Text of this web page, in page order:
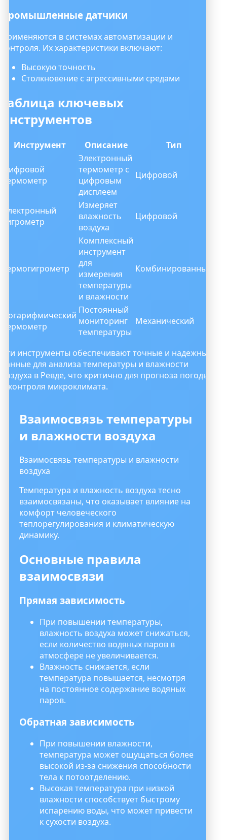
Промышленные датчики
Применяются в системах автоматизации и
контроля. Их характеристики включают:
Высокую точность
Столкновение с агрессивными средами
Таблица ключевых
инструментов
Инструмент Описание Тип
Цифровой
термометр
Электронный
термометр с
цифровым
дисплеем
Цифровой
Электронный
гигрометр
Измеряет
влажность
воздуха
Цифровой
Термогигрометр
Комплексный
инструмент
для
измерения
температуры
и влажности
Комбинированный
Логарифмический
термометр
Постоянный
мониторинг
температуры
Механический
Эти инструменты обеспечивают точные и надежные
данные для анализа температуры и влажности
воздуха в Ревде, что критично для прогноза погоды
и контроля микроклимата.
Взаимосвязь температуры
и влажности воздуха
Взаимосвязь температуры и влажности
воздуха
Температура и влажность воздуха тесно
взаимосвязаны, что оказывает влияние на
комфорт человеческого
теплорегулирования и климатическую
динамику.
Основные правила
взаимосвязи
Прямая зависимость
При повышении температуры,
влажность воздуха может снижаться,
если количество водяных паров в
атмосфере не увеличивается.
Влажность снижается, если
температура повышается, несмотря
на постоянное содержание водяных
паров.
Обратная зависимость
При повышении влажности,
температура может ощущаться более
высокой из-за снижения способности
тела к потоотделению.
Высокая температура при низкой
влажности способствует быстрому
испарению воды, что может привести
к сухости воздуха.